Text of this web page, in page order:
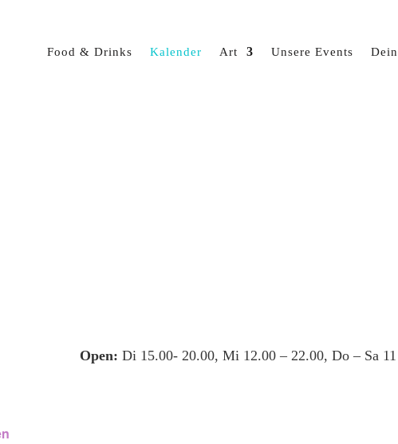
Food & Drinks Kalender Art Unsere Events
Open: Di 15.00- 20.00, Mi 12.00 – 22.00, Do – Sa